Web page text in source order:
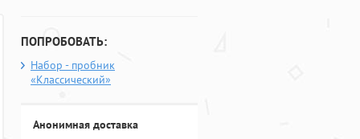
ПОПРОБОВАТЬ:
Набор - пробник
«Классический»
Анонимная доставка